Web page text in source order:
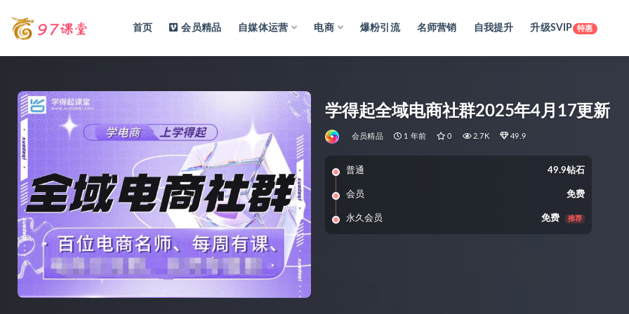
首页 会员精品 自媒体运营 电商 爆粉引流 名师营销 自我提升 升级SVIP 特惠
学得起全域电商社群2025年4月17更新
会员精品 1 年前 0 2.7K 49.9
普通 49.9钻石
会员 免费
永久会员 免费 推荐